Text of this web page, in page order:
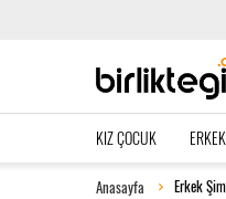
KIZ ÇOCUK
Anasayfa Erkek